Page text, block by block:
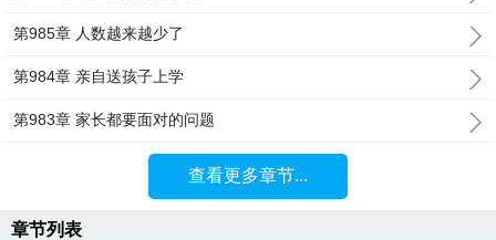
第985章 人数越来越少了
第984章 亲自送孩子上学
第983章 家长都要面对的问题
查看更多章节...
章节列表